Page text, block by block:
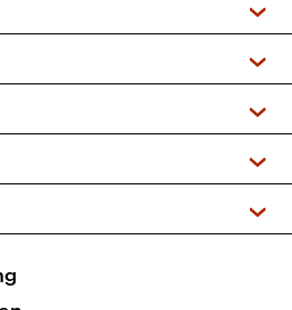
Podcasts
+ DAB+)